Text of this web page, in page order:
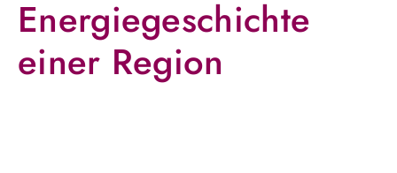
Energiegeschichte
einer Region